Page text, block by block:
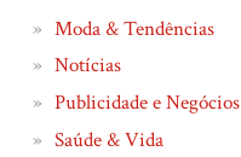
Moda & Tendências
Notícias
Publicidade e Negócios
Saúde & Vida